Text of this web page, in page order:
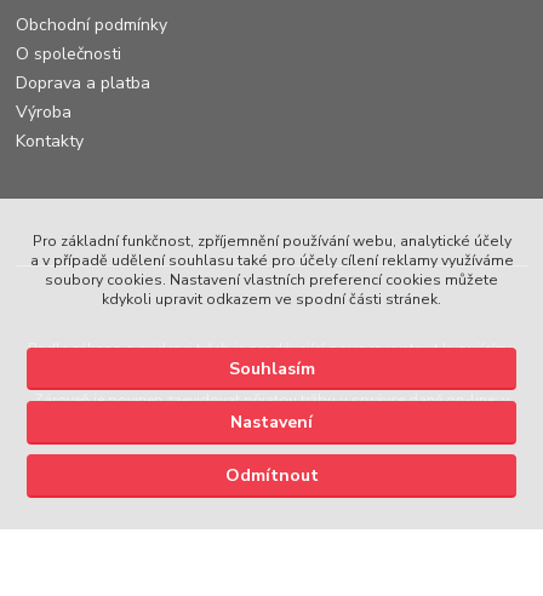
Obchodní podmínky
O společnosti
Doprava a platba
Výroba
Kontakty
Podle zákona o evidenci tržeb je prodávající povinen vystavit kupujícímu
účtenku.
Zároveň je povinen zaevidovat přijatou tržbu u správce daně on-line; v
případě technického výpadku pak nejpozději do 48 hodin.
Pro základní funkčnost, zpříjemnění používání webu, analytické účely
a v případě udělení souhlasu také pro účely cílení reklamy využíváme
soubory cookies. Nastavení vlastních preferencí cookies můžete
kdykoli upravit odkazem ve spodní části stránek.
Nastavení
Souhlasím